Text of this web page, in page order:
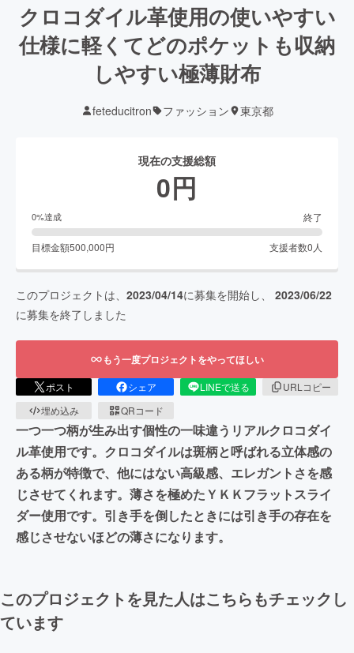
クロコダイル革使用の使いやすい
仕様に軽くてどのポケットも収納
しやすい極薄財布
feteducitron ファッション 東京都
現在の支援総額
0円
0%達成 終了
目標金額500,000円 支援者数0 人
このプロジェクトは、 2023/04/14に募集を開始し、 2023/06/22
に募集を終了しました
もう一度プロジェクトをやってほしい
ポスト シェア LINEで送る
URLコピー
埋め込み
QRコード
一つ一つ柄が生み出す個性の一味違うリアルクロコダイ
ル革使用です。クロコダイルは斑柄と呼ばれる立体感の
ある柄が特徴で、他にはない高級感、エレガントさを感
じさせてくれます。薄さを極めたＹＫＫフラットスライ
ダー使用です。引き手を倒したときには引き手の存在を
感じさせないほどの薄さになります。
このプロジェクトを見た人はこちらもチェックし
ています